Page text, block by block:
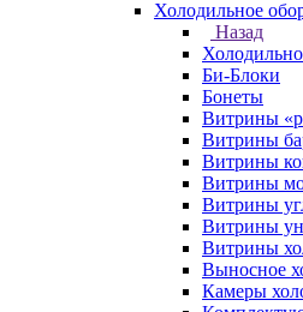
Холодильное
Назад
Би-Блоки
Бонеты
Витрины
Витрины
Витрины
Витрины
Витрины
Витрины
Витрины
Выносное
Камеры